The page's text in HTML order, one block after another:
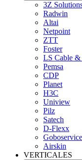
3Z
Radwin
Altai
Netpoint
ZTT
Foster
LS Cable &
Pemsa
CDP
Planet
H3C
Uniview
Pilz
Satech
D-Flexx
Goboservice
Airskin
VERTICALES